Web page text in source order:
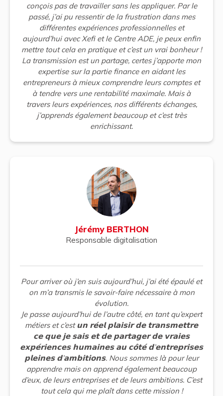
conçois pas de travailler sans les appliquer. Par le
passé, j’ai pu ressentir de la frustration dans mes
différentes expériences professionnelles et
aujourd’hui avec Xefi et le Centre ADE, je peux enfin
mettre tout cela en pratique et c’est un vrai bonheur !
La transmission est un partage, certes j’apporte mon
expertise sur la partie finance en aidant les
entrepreneurs à mieux comprendre leurs comptes et
à tendre vers une rentabilité maximale. Mais à
travers leurs expériences, nos différents échanges,
j’apprends également beaucoup et c’est très
enrichissant.
Jérémy BERTHON
Responsable digitalisation
Pour arriver où j’en suis aujourd’hui, j’ai été épaulé et
on m’a transmis le savoir-faire nécessaire à mon
évolution.
Je passe aujourd’hui de l’autre côté, en tant qu’expert
métiers et c’est 𝘂𝗻 𝗿𝗲́𝗲𝗹 𝗽𝗹𝗮𝗶𝘀𝗶𝗿 𝗱𝗲 𝘁𝗿𝗮𝗻𝘀𝗺𝗲𝘁𝘁𝗿𝗲
𝗰𝗲 𝗾𝘂𝗲 𝗷𝗲 𝘀𝗮𝗶𝘀 𝗲𝘁 𝗱𝗲 𝗽𝗮𝗿𝘁𝗮𝗴𝗲𝗿 𝗱𝗲 𝘃𝗿𝗮𝗶𝗲𝘀
𝗲𝘅𝗽𝗲́𝗿𝗶𝗲𝗻𝗰𝗲𝘀 𝗵𝘂𝗺𝗮𝗶𝗻𝗲𝘀 𝗮𝘂 𝗰𝗼̂𝘁𝗲́ 𝗱’𝗲𝗻𝘁𝗿𝗲𝗽𝗿𝗶𝘀𝗲𝘀
𝗽𝗹𝗲𝗶𝗻𝗲𝘀 𝗱’𝗮𝗺𝗯𝗶𝘁𝗶𝗼𝗻𝘀. Nous sommes là pour leur
apprendre mais on apprend également beaucoup
d’eux, de leurs entreprises et de leurs ambitions. C’est
tout cela qui me plaît dans cette mission !